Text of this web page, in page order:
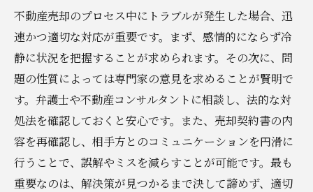
不動産売却のプロセス中にトラブルが発生した場合、迅
速かつ適切な対応が重要です。まず、感情的にならず冷
静に状況を把握することが求められます。その次に、問
題の性質によっては専門家の意見を求めることが賢明で
す。弁護士や不動産コンサルタントに相談し、法的な対
処法を確認しておくと安心です。また、売却契約書の内
容を再確認し、相手方とのコミュニケーションを円滑に
行うことで、誤解やミスを減らすことが可能です。最も
重要なのは、解決策が見つかるまで決して諦めず、適切